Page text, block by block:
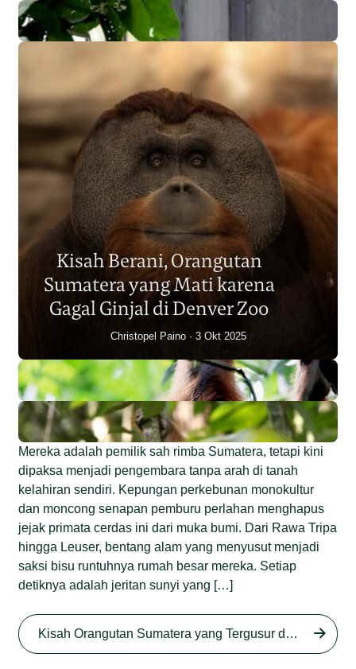
Populasi Orangutan
Sumatera Berkurang 2.700
Individu dalam Satu Dekade?
Junaidi Hanafiah 14 Jul 2026
Kisah Berani, Orangutan
Sumatera yang Mati karena
Gagal Ginjal di Denver Zoo
Christopel Paino 3 Okt 2025
Sumatera di Rawa Tripa
Junaidi Hanafiah 27 Agu 2025
Begini Modus Perburuan
Mereka adalah pemilik sah rimba Sumatera, tetapi kini
dipaksa menjadi pengembara tanpa arah di tanah
kelahiran sendiri. Kepungan perkebunan monokultur
dan moncong senapan pemburu perlahan menghapus
jejak primata cerdas ini dari muka bumi. Dari Rawa Tripa
hingga Leuser, bentang alam yang menyusut menjadi
saksi bisu runtuhnya rumah besar mereka. Setiap
detiknya adalah jeritan sunyi yang […]
Kisah Orangutan Sumatera yang Tergusur dari Rumah Sendiri series